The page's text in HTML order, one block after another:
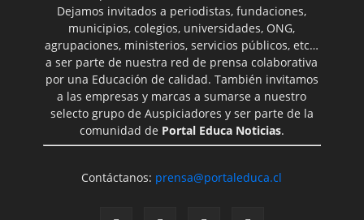
Dejamos invitados a periodistas, fundaciones,
municipios, colegios, universidades, ONG,
agrupaciones, ministerios, servicios públicos, etc…
a ser parte de nuestra red de prensa colaborativa
por una Educación de calidad. También invitamos
a las empresas y marcas a sumarse a nuestro
selecto grupo de Auspiciadores y ser parte de la
comunidad de Portal Educa Noticias.
Contáctanos: prensa@portaleduca.cl